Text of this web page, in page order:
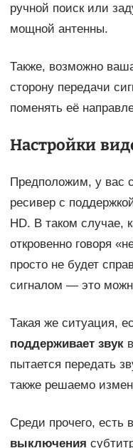
ручной поиск или
мощной антенны.
Также, возможно
сторону передачи
поменять её
Настройки
Предположим, у вас
ресивер с
HD. В таком случае,
откровенно говоря
просто не будет
сигналом — это
Такая же ситуация,
поддерживает звукв
пытается передать
также решаемо
Среди прочего, есть
выключения